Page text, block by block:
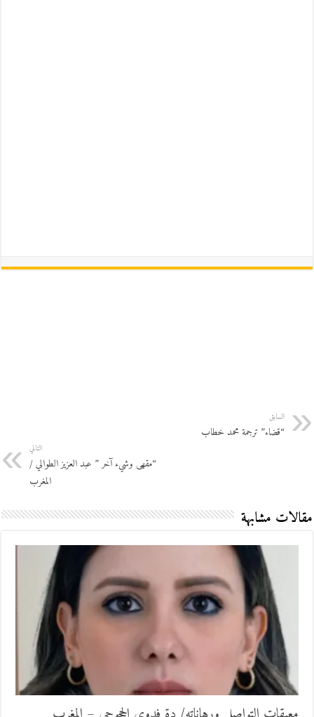
السابق
“قضاء” ترجمة محمد خطاب
التالي
“مقهى وشيء آخر ” عبد العزيز الطوالي /
المغرب
مقالات مشابهة